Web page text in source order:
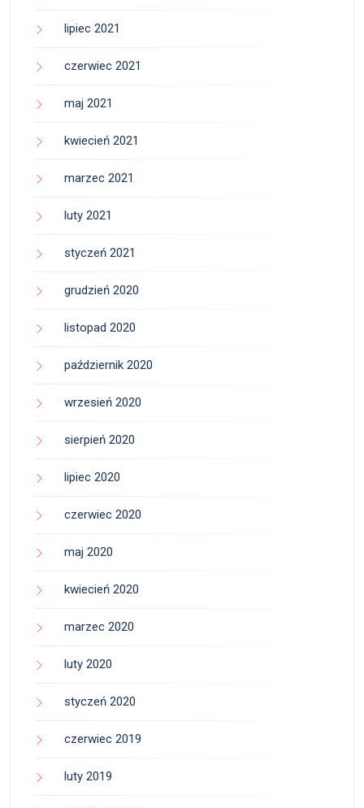
lipiec 2021
czerwiec 2021
maj 2021
kwiecień 2021
marzec 2021
luty 2021
styczeń 2021
grudzień 2020
listopad 2020
październik 2020
wrzesień 2020
sierpień 2020
lipiec 2020
czerwiec 2020
maj 2020
kwiecień 2020
marzec 2020
luty 2020
styczeń 2020
czerwiec 2019
luty 2019